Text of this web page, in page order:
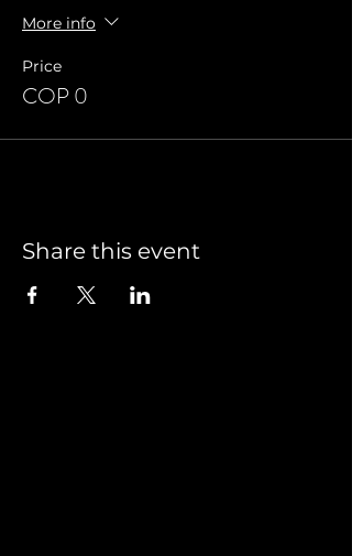
More info
Price
COP 0
Share this event